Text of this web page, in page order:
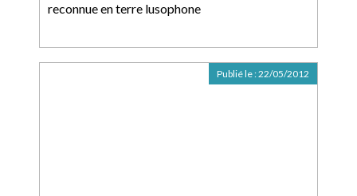
reconnue en terre lusophone
Publié le :22/05/2012